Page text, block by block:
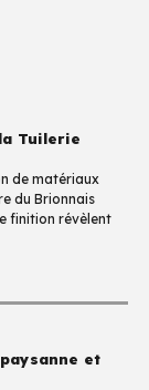
Tuilerie
de matériaux
du Brionnais
finition révèlent
et